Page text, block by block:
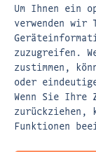
Um Ihnen ein
verwenden wir
zuzugreifen.
zustimmen,
oder
Wenn Sie Ihre
zurückziehen,
Funktionen
EMAIL:
WEBSITE: